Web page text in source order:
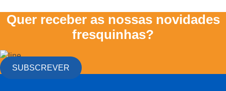
Quer receber as nossas novidades
fresquinhas?
SUBSCREVER